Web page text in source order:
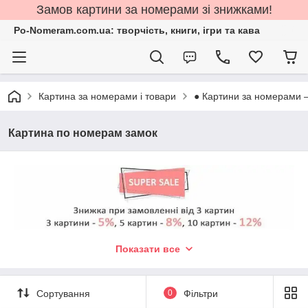
Замов картини за номерами зі знижками!
Po-Nomeram.com.ua: творчість, книги, ігри та кава
Картина за номерами і товари ● Картини за номерами
Картина по номерам замок
Картини за номерами із зображенням
оселі
Розмальовки із цифрами підказками пропонують унікальну
Показати все
Сортування 0 Фільтри